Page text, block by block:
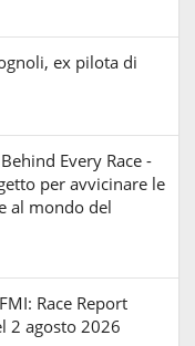
ex pilota di
Every Race -
per avvicinare le
al mondo del
Race Report
2 agosto 2026